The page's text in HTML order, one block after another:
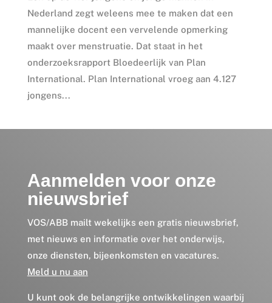
Nederland zegt weleens mee te maken dat een
mannelijke docent een vervelende opmerking
maakt over menstruatie. Dat staat in het
onderzoeksrapport Bloedeerlijk van Plan
International. Plan International vroeg aan 4.127
jongens...
Aanmelden voor onze
nieuwsbrief
VOS/ABB mailt wekelijks een gratis nieuwsbrief,
met nieuws en informatie over het onderwijs,
onze diensten, bijeenkomsten en vacatures.
Meld u nu aan
U kunt ook de belangrijke ontwikkelingen waarbij